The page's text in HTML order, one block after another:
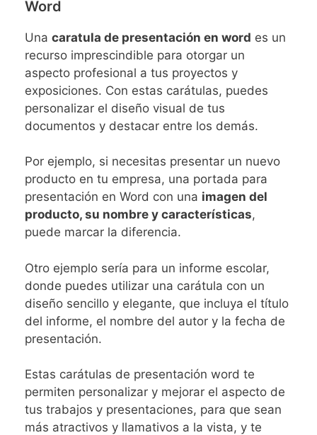
Word
Una caratula de presentación en word es un
recurso imprescindible para otorgar un
aspecto profesional a tus proyectos y
exposiciones. Con estas carátulas, puedes
personalizar el diseño visual de tus
documentos y destacar entre los demás.
Por ejemplo, si necesitas presentar un nuevo
producto en tu empresa, una portada para
presentación en Word con una imagen del
producto, su nombre y características,
puede marcar la diferencia.
Otro ejemplo sería para un informe escolar,
donde puedes utilizar una carátula con un
diseño sencillo y elegante, que incluya el título
del informe, el nombre del autor y la fecha de
presentación.
Estas carátulas de presentación word te
permiten personalizar y mejorar el aspecto de
tus trabajos y presentaciones, para que sean
más atractivos y llamativos a la vista, y te